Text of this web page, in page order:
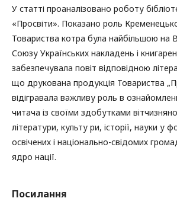
У статті проаналізовано роботу
«Просвіти». Показано роль
Товариства котра була найбільшою на
Союзу Українських накладень і
забезпечувала повіт відповідною
що друкована продукція Товариства
відігравала важливу роль в
читача із своїми здобутками
літератури, культу ри, історії, науки у
освічених і національно-свідомих
ядро нації.
Посилання